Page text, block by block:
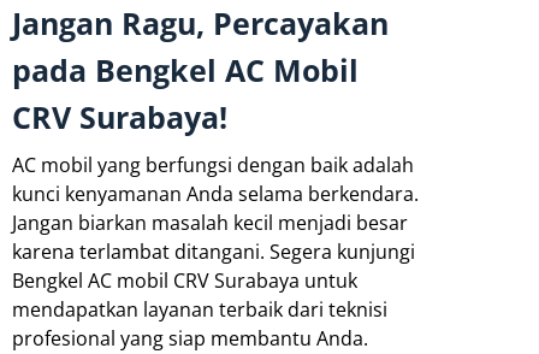
Jangan Ragu, Percayakan
pada Bengkel AC Mobil
CRV Surabaya!
AC mobil yang berfungsi dengan baik adalah
kunci kenyamanan Anda selama berkendara.
Jangan biarkan masalah kecil menjadi besar
karena terlambat ditangani. Segera kunjungi
Bengkel AC mobil CRV Surabaya untuk
mendapatkan layanan terbaik dari teknisi
profesional yang siap membantu Anda.